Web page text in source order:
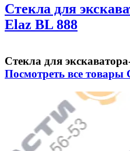
Стекла для
Elaz BL 888
Стекла для
Посмотреть все товары